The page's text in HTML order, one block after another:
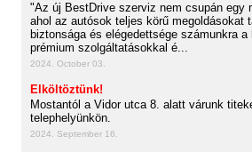
"Az új BestDrive szerviz nem csupán egy
ahol az autósok teljes körű megoldásokat
biztonsága és elégedettsége számunkra
prémium szolgáltatásokkal é...
2024. October 03.
Elköltöztünk!
Mostantól a Vidor utca 8. alatt várunk
telephelyünkön.
2024. September 16.